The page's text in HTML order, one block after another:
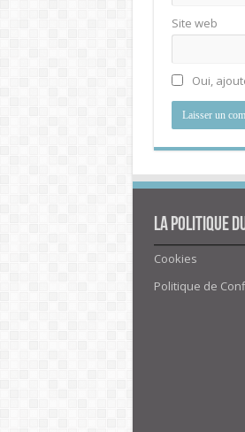
Site web
Oui,
La politique
Cookies
Politique de